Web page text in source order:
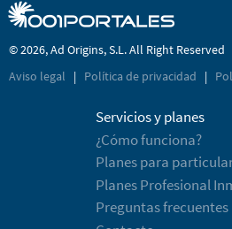
© 2026, Ad Origins, S.L. All Right Reserved
Aviso legal
| Política de privacidad |
Servicios y planes
¿Cómo funciona?
Planes para
Planes Profesional
Preguntas frecuentes